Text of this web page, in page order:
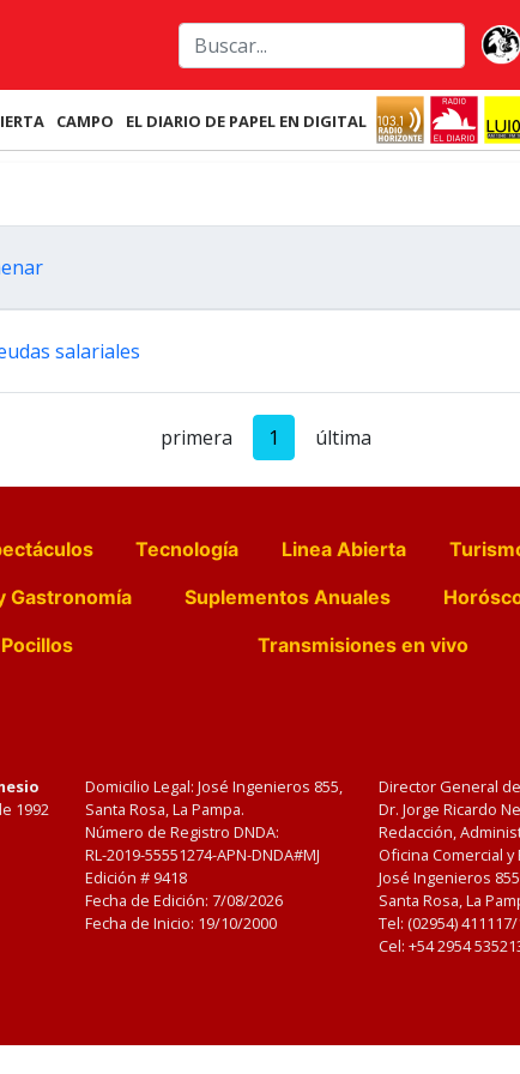
CAMPO EL DIARIO DE PAPEL EN DIGITAL
salariales
primera 1 última
Tecnología Linea Abierta
Gastronomía Suplementos Anuales
Transmisiones en vivo
1992
Domicilio Legal: José Ingenieros 855,
Santa Rosa, La Pampa.
Número de Registro DNDA:
RL-2019-55551274-APN-DNDA#MJ
Edición # 9418
Fecha de Edición: 7/08/2026
Fecha de Inicio: 19/10/2000
Director General
Dr. Jorge Ricardo
Redacción,
Oficina Comercial
José Ingenieros
Santa Rosa, La
Tel: (02954)
Cel: +54 2954